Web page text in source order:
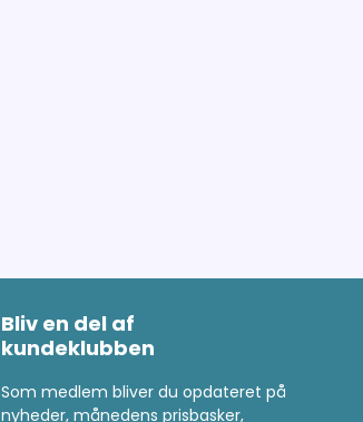
Bliv en del af
kundeklubben
Som medlem bliver du opdateret på
nyheder, månedens prisbasker,